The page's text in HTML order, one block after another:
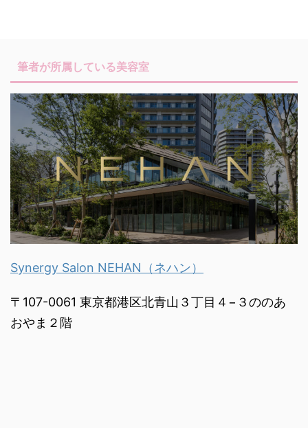
筆者が所属している美容室
Synergy Salon NEHAN（ネハン）
〒107-0061 東京都港区北青山３丁目４−３ののあ
おやま２階